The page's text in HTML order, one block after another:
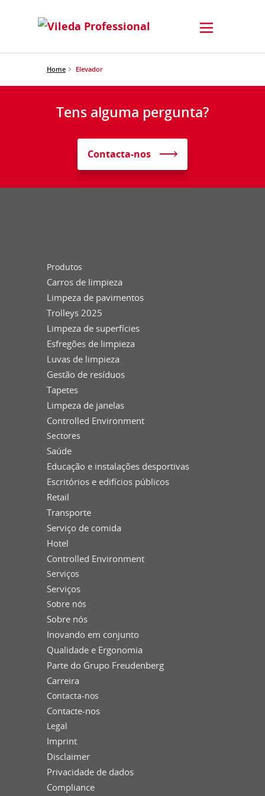
Home Elevador
Tens alguma pergunta?
Contacta-nos
Produtos
Carros de limpieza
Limpeza de pavimentos
Trolleys 2025
Limpeza de superfícies
Esfregões de limpieza
Luvas de limpieza
Gestão de resíduos
Tapetes
Limpeza de janelas
Controlled Environment
Sectores
Saúde
Educação e instalações desportivas
Escritórios e edifícios públicos
Retail
Transporte
Serviço de comida
Hotel
Controlled Environment
Serviços
Serviços
Sobre nós
Sobre nós
Inovando em conjunto
Qualidade e Ergonomia
Parte do Grupo Freudenberg
Carreira
Contacta-nos
Contacte-nos
Legal
Imprint
Disclaimer
Privacidade de dados
Compliance